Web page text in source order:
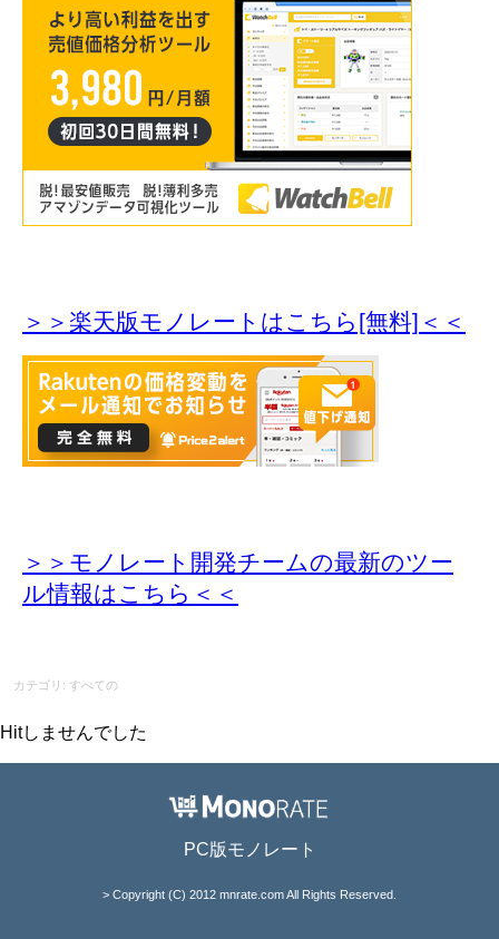
＞＞楽天版モノレートはこちら[無料]＜＜
＞＞モノレート開発チームの最新のツー
ル情報はこちら＜＜
カテゴリ: すべての
Hitしませんでした
PC版モノレート
> Copyright (C) 2012 mnrate.com All Rights Reserved.